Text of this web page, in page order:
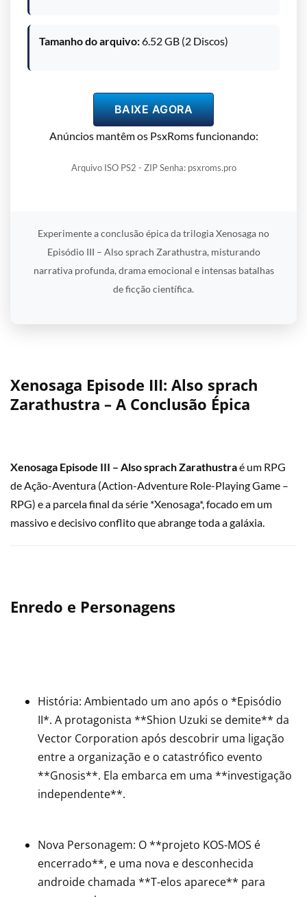
Tamanho do arquivo:6.52 GB (2 Discos)
BAIXE AGORA
Anúncios mantêm os PsxRoms funcionando:
Arquivo ISO PS2 - ZIP Senha: psxroms.pro
Experimente a conclusão épica da trilogia Xenosaga no
Episódio III – Also sprach Zarathustra, misturando
narrativa profunda, drama emocional e intensas batalhas
de ficção científica.
Xenosaga Episode III: Also sprach
Zarathustra – A Conclusão Épica
Xenosaga Episode III – Also sprach Zarathustraé um RPG
de Ação-Aventura (Action-Adventure Role-Playing Game –
RPG) e a parcela final da série *Xenosaga*, focado em um
massivo e decisivo conflito que abrange toda a galáxia.
Enredo e Personagens
História: Ambientado um ano após o *Episódio
II*. A protagonista **Shion Uzuki se demite** da
Vector Corporation após descobrir uma ligação
entre a organização e o catastrófico evento
**Gnosis**. Ela embarca em uma **investigação
independente**.
Nova Personagem: O **projeto KOS-MOS é
encerrado**, e uma nova e desconhecida
androide chamada **T-elos aparece** para